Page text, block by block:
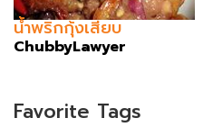
น้ำพริกกุ้งเสียบ
ChubbyLawyer
Favorite Tags